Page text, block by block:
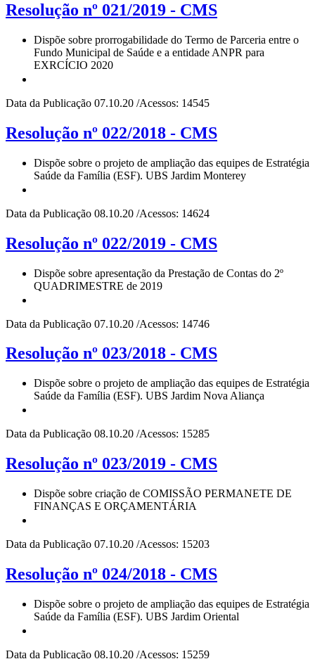
Resolução nº 021/2019 - CMS
Dispõe sobre prorrogabilidade do Termo de Parceria entre o
Fundo Municipal de Saúde e a entidade ANPR para
EXRCÍCIO 2020
Data da Publicação 07.10.20 /Acessos: 14545
Resolução nº 022/2018 - CMS
Dispõe sobre o projeto de ampliação das equipes de Estratégia
Saúde da Família (ESF). UBS Jardim Monterey
Data da Publicação 08.10.20 /Acessos: 14624
Resolução nº 022/2019 - CMS
Dispõe sobre apresentação da Prestação de Contas do 2º
QUADRIMESTRE de 2019
Data da Publicação 07.10.20 /Acessos: 14746
Resolução nº 023/2018 - CMS
Dispõe sobre o projeto de ampliação das equipes de Estratégia
Saúde da Família (ESF). UBS Jardim Nova Aliança
Data da Publicação 08.10.20 /Acessos: 15285
Resolução nº 023/2019 - CMS
Dispõe sobre criação de COMISSÃO PERMANETE DE
FINANÇAS E ORÇAMENTÁRIA
Data da Publicação 07.10.20 /Acessos: 15203
Resolução nº 024/2018 - CMS
Dispõe sobre o projeto de ampliação das equipes de Estratégia
Saúde da Família (ESF). UBS Jardim Oriental
Data da Publicação 08.10.20 /Acessos: 15259